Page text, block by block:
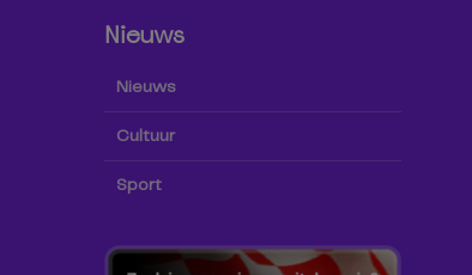
Nieuws
Nieuws
Cultuur
Sport